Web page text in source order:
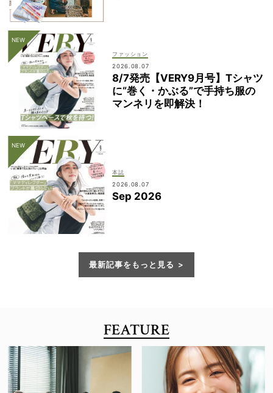
ファッション
2026.08.07
8/7発売【VERY9月号】Tシャツ
に“巻く・かぶる”で手持ち服の
マンネリを即解決！
本誌
2026.08.07
Sep 2026
最新記事をもっと見る
FEATURE